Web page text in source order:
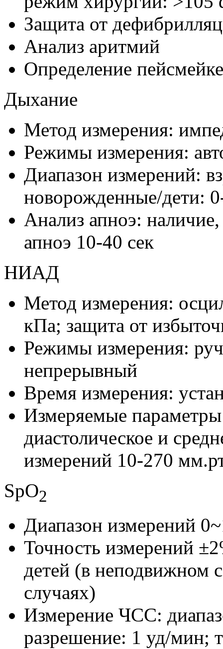
Защита от
Анализ аритмий
Определение
Дыхание
Метод измерения:
Режимы измерения:
Диапазон измерений:
новорожденные/дети:
Анализ апноэ:
апноэ 10-40 сек
НИАД
Метод измерения:
кПа; защита от
Режимы измерения:
непрерывный
Время измерения:
Измеряемые
диастолическое и
измерений 10-270
SрO2
Диапазон измерений
Точность измерений
детей (в неподвижном
случаях)
Измерение ЧСС:
разрешение: 1 уд/мин;